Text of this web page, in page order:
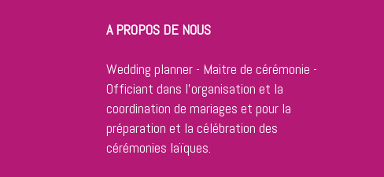
A PROPOS DE NOUS
Wedding planner - Maitre de cérémonie -
Officiant dans l'organisation et la
coordination de mariages et pour la
préparation et la célébration des
cérémonies laïques.